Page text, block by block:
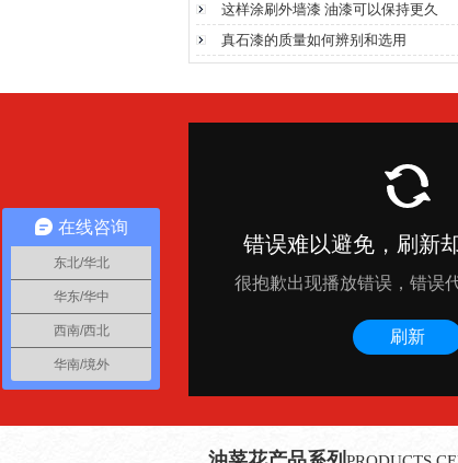
这样涂刷外墙漆 油漆可以保持更久
真石漆的质量如何辨别和选用
在线咨询
东北/华北
华东/华中
西南/西北
华南/境外